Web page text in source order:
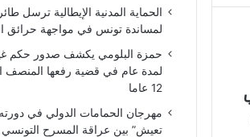
الحماية المدنية الإيطالية ترسل
لمساندة تونس في مواجهة حرائق
حمزة البلومي يكشف صدور حكم
لمدة عام في قضية رفعها المنصف
12 عاما
تعيش” بين عراقة المسرح